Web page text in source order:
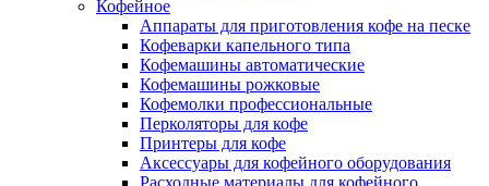
Кофейное
Аппараты для приготовления кофе на песке
Кофеварки капельного типа
Кофемашины автоматические
Кофемашины рожковые
Кофемолки профессиональные
Перколяторы для кофе
Принтеры для кофе
Аксессуары для кофейного оборудования
Расходные материалы для кофейного